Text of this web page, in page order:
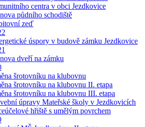
centra v obci Jezdkovice
půdního schodiště
zeď
úspory v budově zámku Jezdkovice
dveří na zámku
šrotovníku na klubovnu
šrotovníku na klubovnu II. etapa
šrotovníku na klubovnu III. etapa
úpravy Mateřské školy v Jezdkovicích
hřiště s umělým povrchem